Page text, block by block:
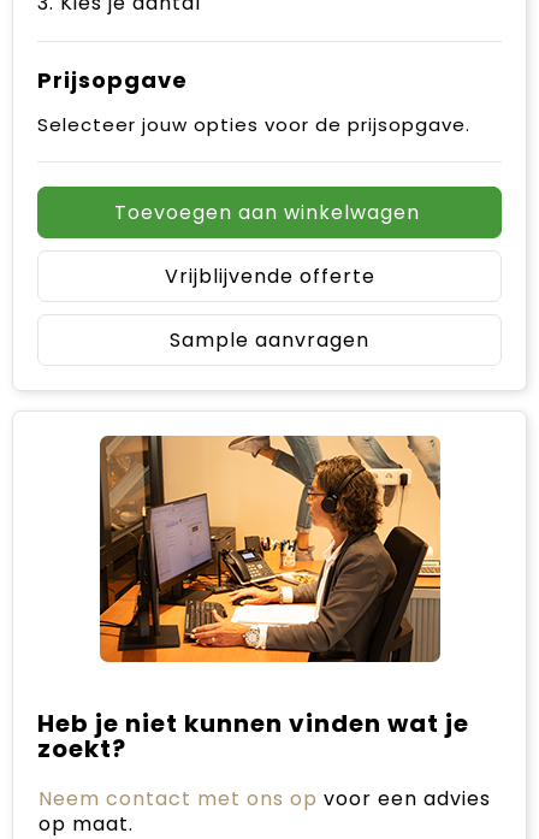
Prijsopgave
Selecteer jouw opties voor de prijsopgave.
Toevoegen aan winkelwagen
Vrijblijvende offerte
Sample aanvragen
Heb je niet kunnen vinden wat je
zoekt?
Neem contact met ons op voor een advies
op maat.